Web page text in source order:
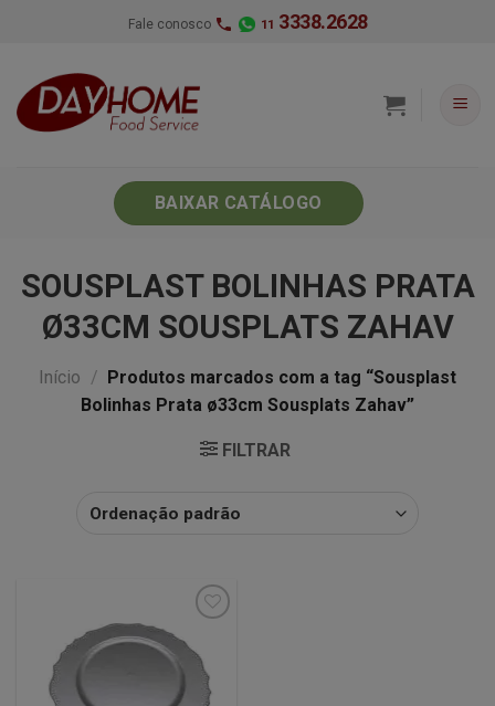
Fale conosco 11 3338.2628
BAIXAR CATÁLOGO
SOUSPLAST BOLINHAS PRATA
Ø33CM SOUSPLATS ZAHAV
Início /
Produtos marcados com a tag “Sousplast
Bolinhas Prata ø33cm Sousplats Zahav”
FILTRAR
lista de